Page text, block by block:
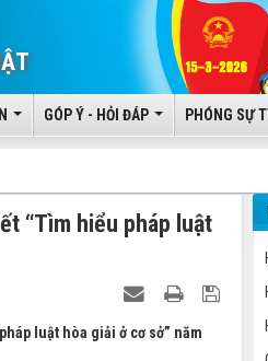
GÓP Ý - HỎI ĐÁP PHÓNG SỰ
“Tìm hiểu pháp luật
luật hòa giải ở cơ sở” năm